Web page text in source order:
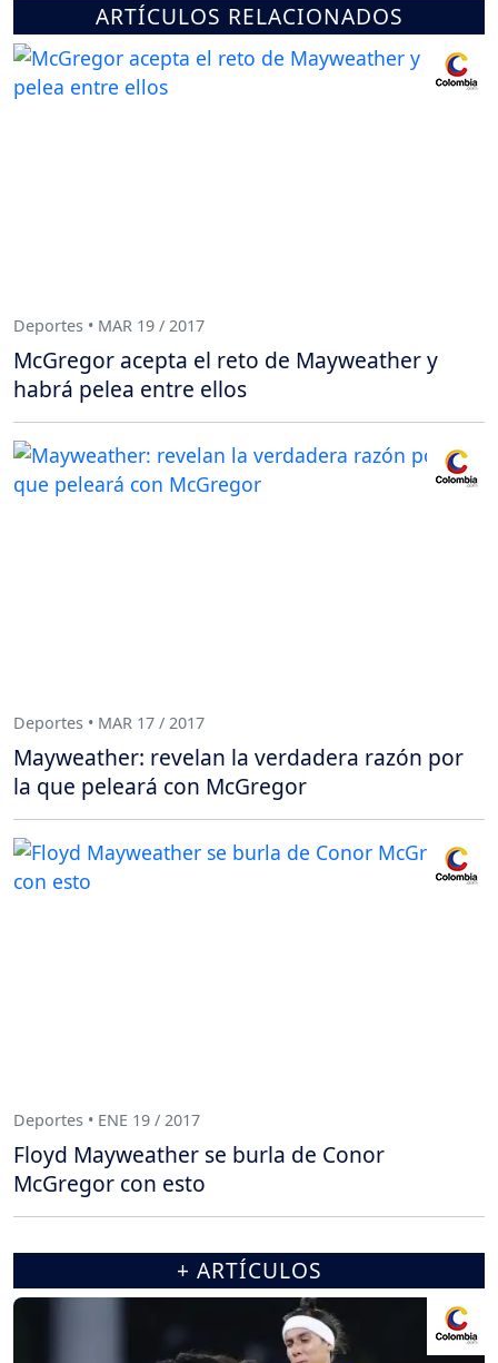
ARTÍCULOS RELACIONADOS
Deportes • MAR 19 / 2017
McGregor acepta el reto de Mayweather y
habrá pelea entre ellos
Deportes • MAR 17 / 2017
Mayweather: revelan la verdadera razón por
la que peleará con McGregor
Deportes • ENE 19 / 2017
Floyd Mayweather se burla de Conor
McGregor con esto
+ ARTÍCULOS